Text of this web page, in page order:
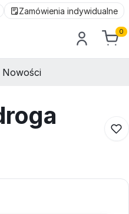
Zamówienia indywidualne
0
Nowości